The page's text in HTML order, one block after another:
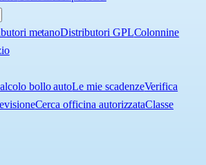
metanoDistributori GPLColonnine
bollo autoLe mie scadenzeVerifica
Cerca officina autorizzataClasse